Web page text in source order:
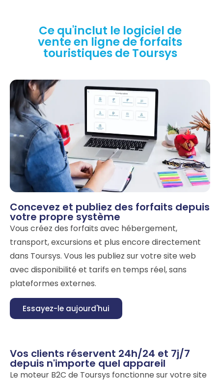
Ce qu'inclut le logiciel de
vente en ligne de forfaits
touristiques de Toursys
Concevez et publiez des forfaits depuis
votre propre système
Vous créez des forfaits avec hébergement,
transport, excursions et plus encore directement
dans Toursys. Vous les publiez sur votre site web
avec disponibilité et tarifs en temps réel, sans
plateformes externes.
Essayez-le aujourd'hui
Vos clients réservent 24h/24 et 7j/7
depuis n'importe quel appareil
Le moteur B2C de Toursys fonctionne sur votre site